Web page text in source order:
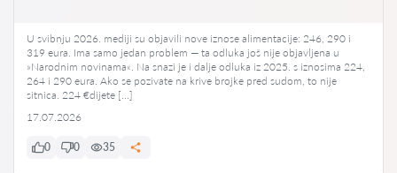
U svibnju 2026. mediji su objavili nove iznose alimentacije: 246, 290 i
319 eura. Ima samo jedan problem — ta odluka još nije objavljena u
»Narodnim novinama«. Na snazi je i dalje odluka iz 2025. s iznosima 224,
264 i 290 eura. Ako se pozivate na krive brojke pred sudom, to nije
sitnica. 224 €dijete […]
17.07.2026
0 0 35